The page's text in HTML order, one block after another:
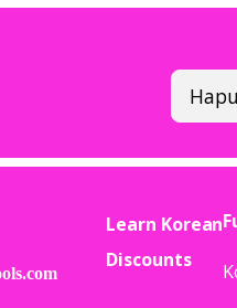
Learn Korean
Discounts